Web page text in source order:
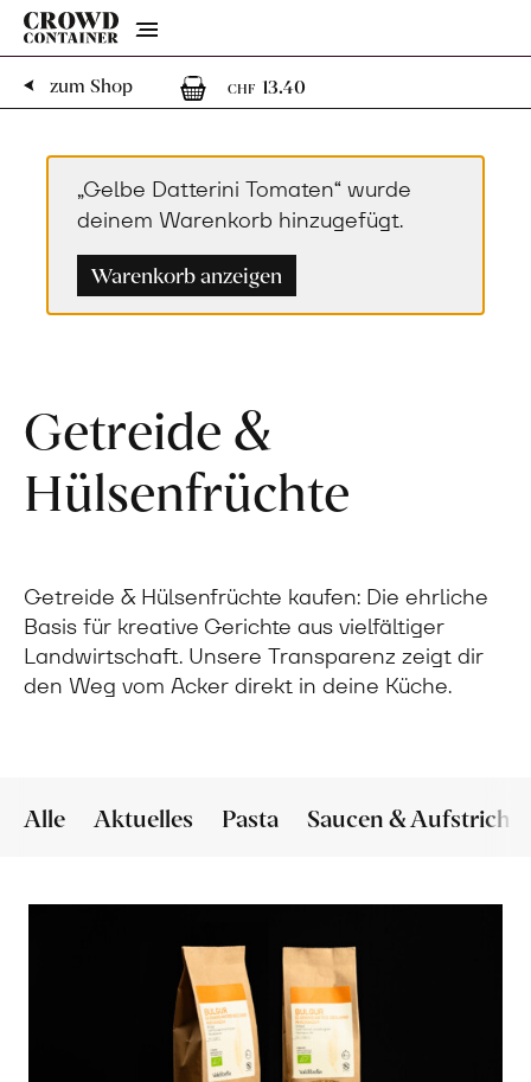
Menu
zum Shop
CHF 13.40
„Gelbe Datterini Tomaten“ wurde
deinem Warenkorb hinzugefügt.
Warenkorb anzeigen
Getreide &
Hülsenfrüchte
Getreide & Hülsenfrüchte kaufen: Die ehrliche
Basis für kreative Gerichte aus vielfältiger
Landwirtschaft. Unsere Transparenz zeigt dir
den Weg vom Acker direkt in deine Küche.
Alle Aktuelles Pasta Saucen & Aufstriche